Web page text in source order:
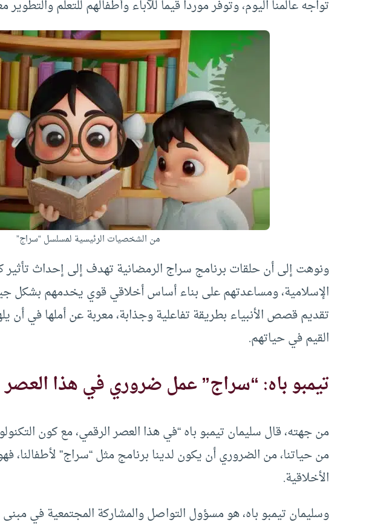
تواجه عالمنا اليوم، وتوفر موردا قيما للآباء وأطفالهم للتعلم والتطوير
من الشخصيات الرئيسية لمسلسل “سراج”
ونوهت إلى أن حلقات برنامج سراج الرمضانية تهدف إلى إحداث تأثير
الإسلامية، ومساعدتهم على بناء أساس أخلاقي قوي يخدمهم بشكل
تقديم قصص الأنبياء بطريقة تفاعلية وجذابة، معربة عن أملها في أن
القيم في حياتهم.
تيمبو باه: “سراج” عمل ضروري في هذا العصر
من جهته، قال سليمان تيمبو باه “في هذا العصر الرقمي، مع كون
من حياتنا، من الضروري أن يكون لدينا برنامج مثل “سراج” لأطفالنا،
الأخلاقية.
وسليمان تيمبو باه، هو مسؤول التواصل والمشاركة المجتمعية في مبنى